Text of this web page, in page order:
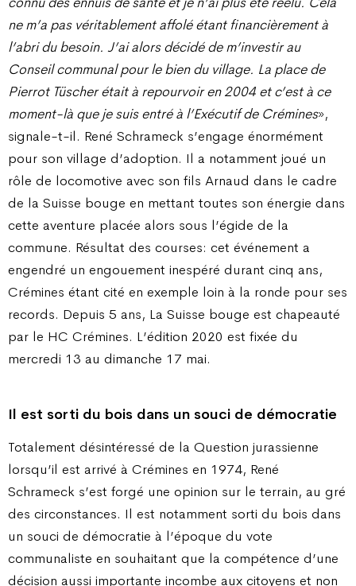
ne m’a pas véritablement affolé étant financièrement à
l’abri du besoin. J’ai alors décidé de m’investir au
Conseil communal pour le bien du village. La place de
Pierrot Tüscher était à repourvoir en 2004 et c’est à ce
moment-là que je suis entré à l’Exécutif de Crémines»,
signale-t-il. René Schrameck s’engage énormément
pour son village d’adoption. Il a notamment joué un
rôle de locomotive avec son fils Arnaud dans le cadre
de la Suisse bouge en mettant toutes son énergie dans
cette aventure placée alors sous l’égide de la
commune. Résultat des courses: cet événement a
engendré un engouement inespéré durant cinq ans,
Crémines étant cité en exemple loin à la ronde pour ses
records. Depuis 5 ans, La Suisse bouge est chapeauté
par le HC Crémines. L’édition 2020 est fixée du
mercredi 13 au dimanche 17 mai.
Il est sorti du bois dans un souci de démocratie
Totalement désintéressé de la Question jurassienne
lorsqu’il est arrivé à Crémines en 1974, René
Schrameck s’est forgé une opinion sur le terrain, au gré
des circonstances. Il est notamment sorti du bois dans
un souci de démocratie à l’époque du vote
communaliste en souhaitant que la compétence d’une
décision aussi importante incombe aux citoyens et non